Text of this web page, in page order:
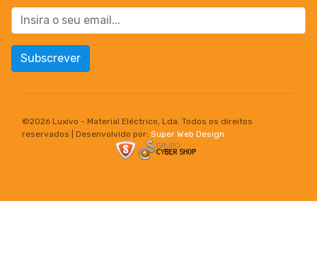
Subscrever
©2026 Luxivo - Material Eléctrico, Lda. Todos os direitos
reservados | Desenvolvido por: Super Web Design